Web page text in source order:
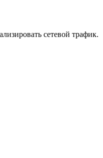
сетевой трафик.